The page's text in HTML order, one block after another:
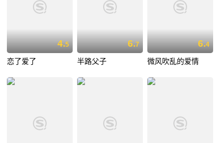
4.5
恋了爱了
6.7
半路父子
6.4
微风吹乱的爱情